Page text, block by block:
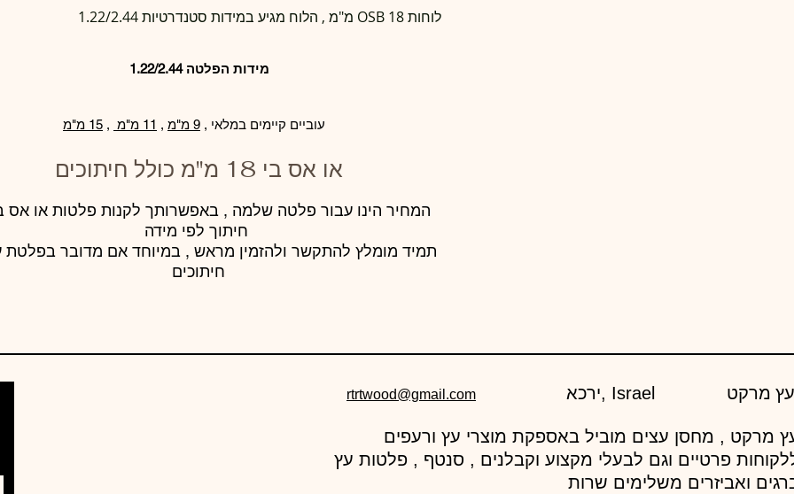
לוחות OSB 18 מ"מ , הלוח מגיע במידות סטנדרטיות 1.22/2.44
מידות הפלטה 1.22/2.44
עוביים קיימים במלאי , 9 מ"מ , 11 מ"מ , 15 מ"מ
או אס בי 18 מ"מ כולל חיתוכים
המחיר הינו עבור פלטה שלמה , באפשרותך לקנות פלטות או אס
תמיד מומלץ להתקשר ולהזמין מראש , במיוחד אם מדובר בפלטת
חיתוכים
rtrtwood@gmail.com ירכא, Israel
פרטיים וגם לבעלי מקצוע וקבלנים , סנטף , פלטות עץ
ואביזרים משלימים שרות